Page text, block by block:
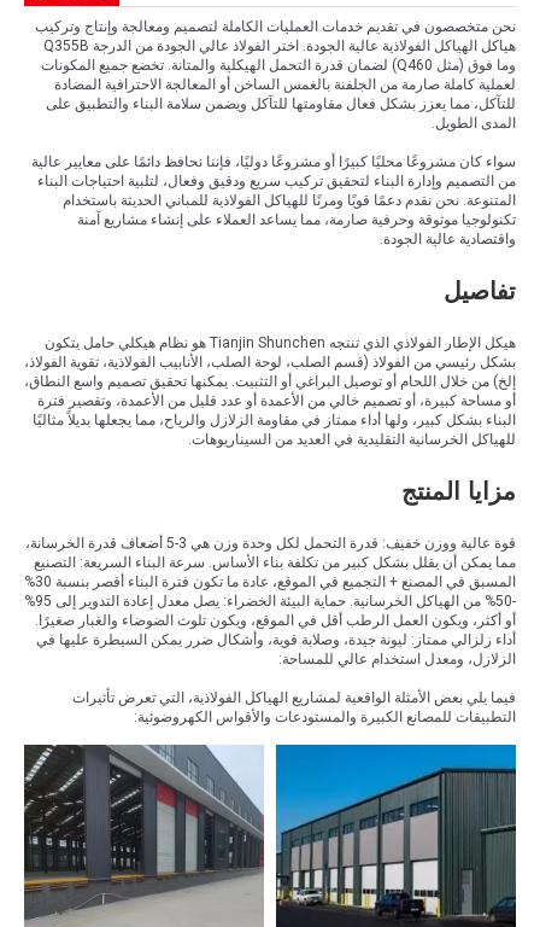
نحن متخصصون في تقديم خدمات العمليات الكاملة لتصميم ومعالجة وإنتاج وتركيب
هياكل الهياكل الفولاذية عالية الجودة. اختر الفولاذ عالي الجودة من الدرجة Q355B
وما فوق (مثل Q460) لضمان قدرة التحمل الهيكلية والمتانة. تخضع جميع المكونات
لعملية كاملة صارمة من الجلفنة بالغمس الساخن أو المعالجة الاحترافية المضادة
للتآكل، مما يعزز بشكل فعال مقاومتها للتآكل ويضمن سلامة البناء والتطبيق على
المدى الطويل.
سواء كان مشروعًا محليًا كبيرًا أو مشروعًا دوليًا، فإننا نحافظ دائمًا على معايير عالية
من التصميم وإدارة البناء لتحقيق تركيب سريع ودقيق وفعال، لتلبية احتياجات البناء
المتنوعة. نحن نقدم دعمًا قويًا ومرنًا للهياكل الفولاذية للمباني الحديثة باستخدام
تكنولوجيا موثوقة وحرفية صارمة، مما يساعد العملاء على إنشاء مشاريع آمنة
واقتصادية عالية الجودة.
تفاصيل
هيكل الإطار الفولاذي الذي تنتجه Tianjin Shunchen هو نظام هيكلي حامل يتكون
بشكل رئيسي من الفولاذ (قسم الصلب، لوحة الصلب، الأنابيب الفولاذية، تقوية الفولاذ،
إلخ) من خلال اللحام أو توصيل البراغي أو التثبيت. يمكنها تحقيق تصميم واسع النطاق،
أو مساحة كبيرة، أو تصميم خالي من الأعمدة أو عدد قليل من الأعمدة، وتقصير فترة
البناء بشكل كبير، ولها أداء ممتاز في مقاومة الزلازل والرياح، مما يجعلها بديلاً مثاليًا
للهياكل الخرسانية التقليدية في العديد من السيناريوهات.
مزايا المنتج
قوة عالية ووزن خفيف: قدرة التحمل لكل وحدة وزن هي 3-5 أضعاف قدرة الخرسانة،
مما يمكن أن يقلل بشكل كبير من تكلفة بناء الأساس. سرعة البناء السريعة: التصنيع
المسبق في المصنع + التجميع في الموقع، عادة ما تكون فترة البناء أقصر بنسبة 30%
-50% من الهياكل الخرسانية. حماية البيئة الخضراء: يصل معدل إعادة التدوير إلى 95%
أو أكثر، ويكون العمل الرطب أقل في الموقع، ويكون تلوث الضوضاء والغبار صغيرًا.
أداء زلزالي ممتاز: ليونة جيدة، وصلابة قوية، وأشكال ضرر يمكن السيطرة عليها في
الزلازل، ومعدل استخدام عالي للمساحة:
فيما يلي بعض الأمثلة الواقعية لمشاريع الهياكل الفولاذية، التي تعرض تأثيرات
التطبيقات للمصانع الكبيرة والمستودعات والأقواس الكهروضوئية: